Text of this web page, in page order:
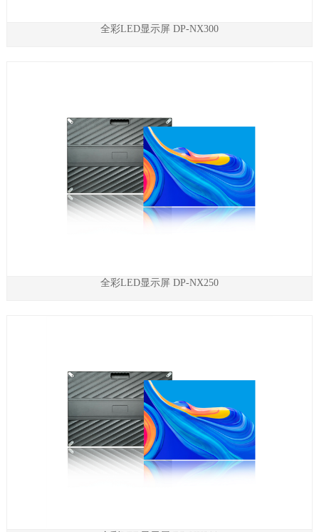
全彩LED显示屏 DP-NX300
全彩LED显示屏 DP-NX250